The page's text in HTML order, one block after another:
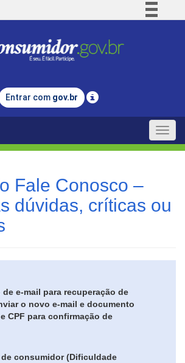
Comunica BR
Legislação
Entrar com gov.br
Toggle
Fale Conosco –
dúvidas, críticas ou
de e-mail para recuperação de
o novo e-mail e documento
CPF para confirmação de
consumidor (Dificuldade